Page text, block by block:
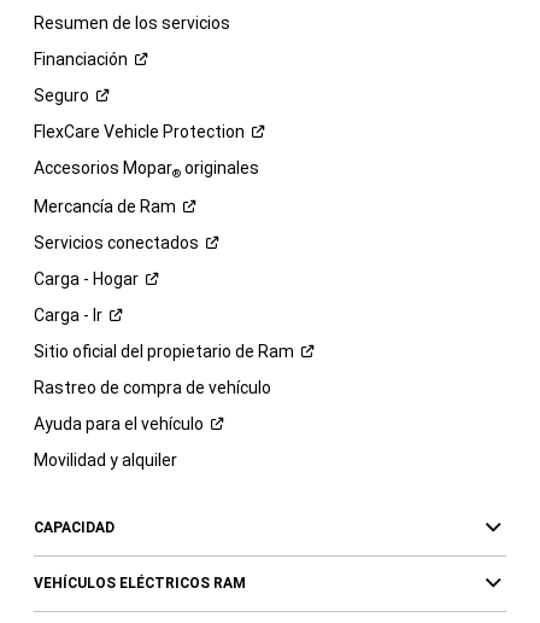
Resumen de los servicios
Financiación
Seguro
FlexCare Vehicle Protection
Accesorios Mopar®originales
Mercancía de Ram
Servicios conectados
Carga - Hogar
Carga - Ir
Sitio oficial del propietario de Ram
Rastreo de compra de vehículo
Ayuda para el vehículo
Movilidad y alquiler
CAPACIDAD
VEHÍCULOS ELÉCTRICOS RAM